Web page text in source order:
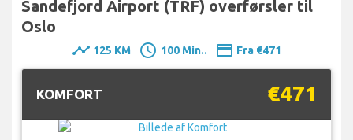
Sandefjord Airport (TRF) overførsler til
Oslo
timeline 125 KM schedule 100 Min.. payment Fra €471
KOMFORT €471